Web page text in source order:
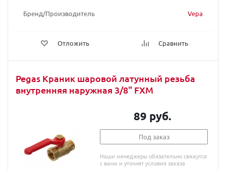
Бренд/Производитель Vepa
Отложить Сравнить
Pegas Краник шаровой латунный резьба
внутренняя наружная 3/8" FXM
89 руб.
Под заказ
Наши менеджеры обязательно свяжутся
с вами и уточнят условия заказа